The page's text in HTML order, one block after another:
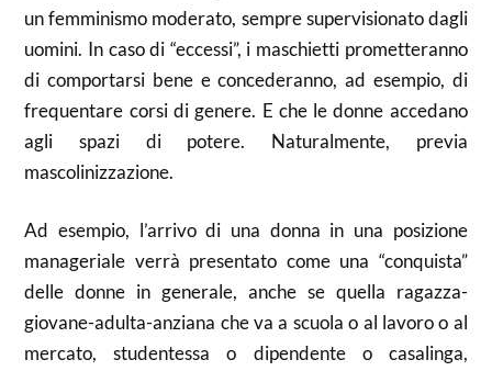
un femminismo moderato, sempre supervisionato dagli
uomini. In caso di “eccessi”, i maschietti prometteranno
di comportarsi bene e concederanno, ad esempio, di
frequentare corsi di genere. E che le donne accedano
agli spazi di potere. Naturalmente, previa
mascolinizzazione.
Ad esempio, l’arrivo di una donna in una posizione
manageriale verrà presentato come una “conquista”
delle donne in generale, anche se quella ragazza-
giovane-adulta-anziana che va a scuola o al lavoro o al
mercato, studentessa o dipendente o casalinga,